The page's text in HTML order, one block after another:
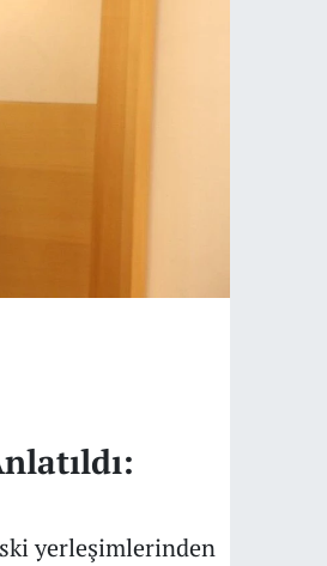
yerleşimlerinden